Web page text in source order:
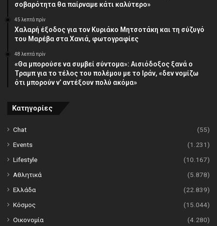
σοβαρότητα θα παίρναμε κάτι καλύτερο»
45 λεπτά πρίν
Χαλαρή έξοδος για τον Κυριάκο Μητσοτάκη και τη σύζυγό
του Μαρέβα στα Χανιά, φωτογραφίες
48 λεπτά πρίν
«Θα μπορούσε να συμβεί σύντομα»: Αισιόδοξος ξανά ο
Τραμπ για το τέλος του πολέμου με το Ιράν, «δεν νομίζω
ότι μπορούν ν’ αντέξουν πολύ ακόμα»
Κατηγορίες
Chat
(55)
Events
(1.231)
Lifestyle
(10.167)
Αθλητικά
(5.878)
Ελλάδα
(22.839)
Κόσμος
(15.044)
Οικονομία
(4.280)